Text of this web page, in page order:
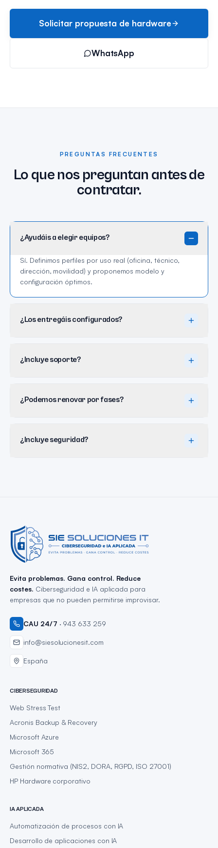
Solicitar propuesta de hardware
WhatsApp
PREGUNTAS FRECUENTES
Lo que nos preguntan antes de
contratar.
¿Ayudáis a elegir equipos?
Sí. Definimos perfiles por uso real (oficina, técnico,
dirección, movilidad) y proponemos modelo y
configuración óptimos.
¿Los entregáis configurados?
¿Incluye soporte?
¿Podemos renovar por fases?
¿Incluye seguridad?
Evita problemas. Gana control. Reduce
costes. Ciberseguridad e IA aplicada para
empresas que no pueden permitirse improvisar.
CAU 24/7 · 943 633 259
info@siesolucionesit.com
España
CIBERSEGURIDAD
Web Stress Test
Acronis Backup & Recovery
Microsoft Azure
Microsoft 365
Gestión normativa (NIS2, DORA, RGPD, ISO 27001)
HP Hardware corporativo
IA APLICADA
Automatización de procesos con IA
Desarrollo de aplicaciones con IA